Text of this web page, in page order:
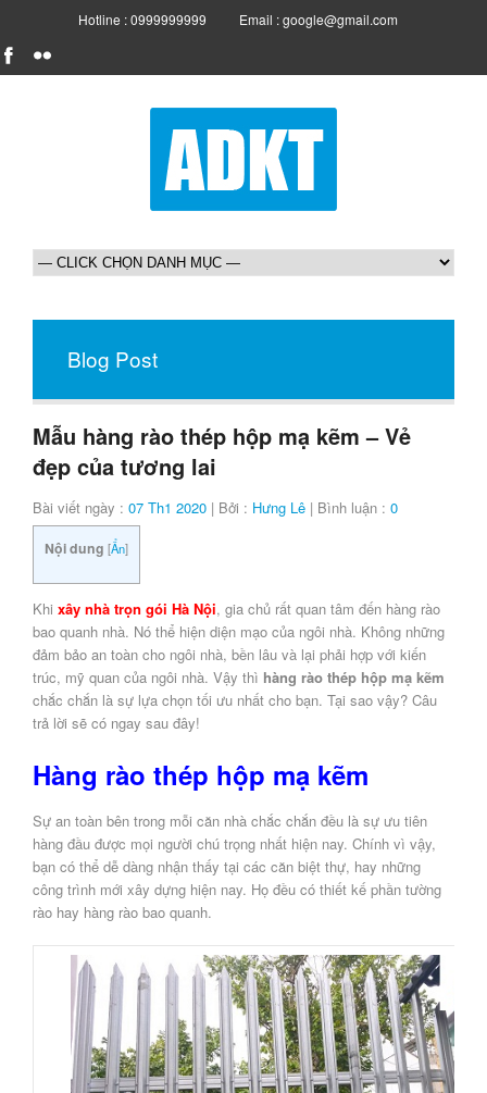
Hotline : 0999999999 Email : google@gmail.com
Blog Post
Mẫu hàng rào thép hộp mạ kẽm – Vẻ
đẹp của tương lai
Bài viết ngày : 07 Th1 2020 | Bởi : Hưng Lê | Bình luận : 0
Nội dung [Ẩn]
Khi xây nhà trọn gói Hà Nội, gia chủ rất quan tâm đến hàng rào
bao quanh nhà. Nó thể hiện diện mạo của ngôi nhà. Không những
đảm bảo an toàn cho ngôi nhà, bền lâu và lại phải hợp với kiến
trúc, mỹ quan của ngôi nhà. Vậy thì hàng rào thép hộp mạ kẽm
chắc chắn là sự lựa chọn tối ưu nhất cho bạn. Tại sao vậy? Câu
trả lời sẽ có ngay sau đây!
Hàng rào thép hộp mạ kẽm
Sự an toàn bên trong mỗi căn nhà chắc chắn đều là sự ưu tiên
hàng đầu được mọi người chú trọng nhất hiện nay. Chính vì vậy,
bạn có thể dễ dàng nhận thấy tại các căn biệt thự, hay những
công trình mới xây dựng hiện nay. Họ đều có thiết kế phần tường
rào hay hàng rào bao quanh.